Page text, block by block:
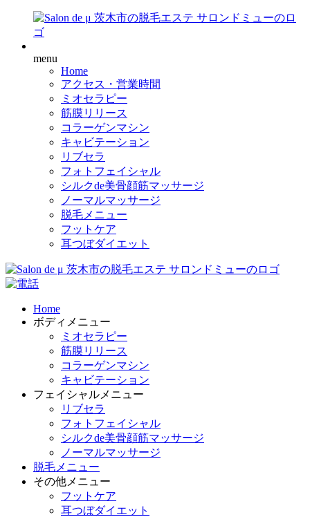
menu
Home
アクセス・営業時間
ミオセラピー
筋膜リリース
コラーゲンマシン
キャビテーション
リブセラ
フォトフェイシャル
シルクde美骨顔筋マッサージ
ノーマルマッサージ
脱毛メニュー
フットケア
耳つぼダイエット
Home
ボディメニュー
ミオセラピー
筋膜リリース
コラーゲンマシン
キャビテーション
フェイシャルメニュー
リブセラ
フォトフェイシャル
シルクde美骨顔筋マッサージ
ノーマルマッサージ
脱毛メニュー
その他メニュー
フットケア
耳つぼダイエット